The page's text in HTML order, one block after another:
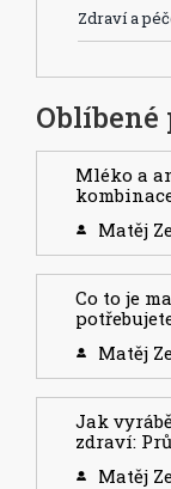
Zdraví a
Mléko a
Matěj
Co to je
Matěj
Jak
zdraví:
Matěj